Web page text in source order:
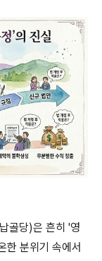
골당)은 흔히 '영
한 분위기 속에서